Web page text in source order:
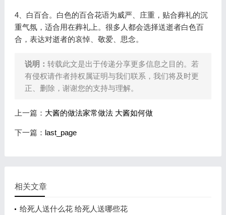
4、白百合。白色的百合花语为威严、庄重，贴合葬礼的沉
重气氛，适合用在葬礼上。很多人都会选择送逝者白色百
合，表达对逝者的哀悼、敬爱、思念。
说明： 转载此文是出于传递分享更多信息之目的。若
有侵权请作者持权属证明与我们联系，我们将及时更
正、删除，谢谢您的支持与理解。
上一篇： 大酱的做法家常做法 大酱如何做
下一篇： last_page
相关文章
给死人送什么花 给死人送哪些花